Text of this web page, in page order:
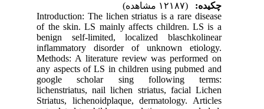
چکیده:
Introduction: The lichen striatus is a rare disease
of the skin. LS mainly affects children. LS is a
benign self-limited, localized blaschkolinear
inflammatory disorder of unknown etiology.
Methods: A literature review was performed on
any aspects of LS in children using pubmed and
google scholar sing following terms:
lichenstriatus, nail lichen striatus, facial Lichen
Striatus, lichenoidplaque, dermatology. Articles